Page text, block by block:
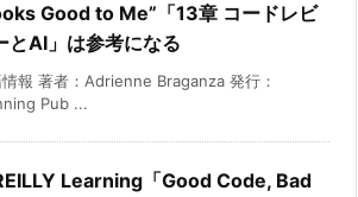
Good to Me”「13章 コードレビ
とAI」は参考になる
報 著者：Adrienne Braganza 発行：
Pub ...
Learning「Good Code, Bad